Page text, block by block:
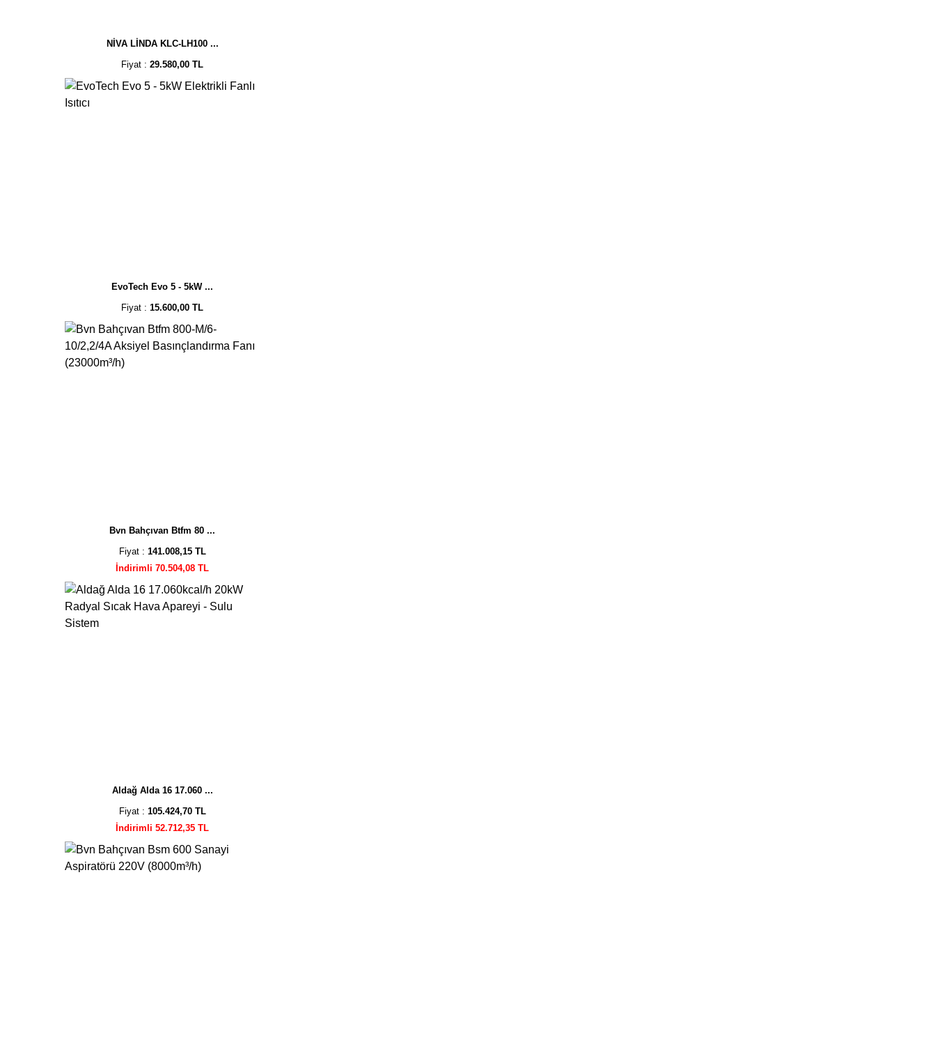
NİVA LİNDA KLC-LH100 ...
Fiyat :29.580,00 TL
EvoTech Evo 5 - 5kW ...
Fiyat :15.600,00 TL
Bvn Bahçıvan Btfm 80 ...
Fiyat : 141.008,15 TL
İndirimli 70.504,08 TL
Aldağ Alda 16 17.060 ...
Fiyat : 105.424,70 TL
İndirimli 52.712,35 TL